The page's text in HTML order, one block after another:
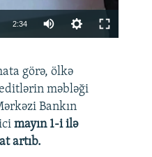
2:34
360p
480p
720p
görə, ölkə
məbləği
Bankın
mayın 1-i ilə
artıb.